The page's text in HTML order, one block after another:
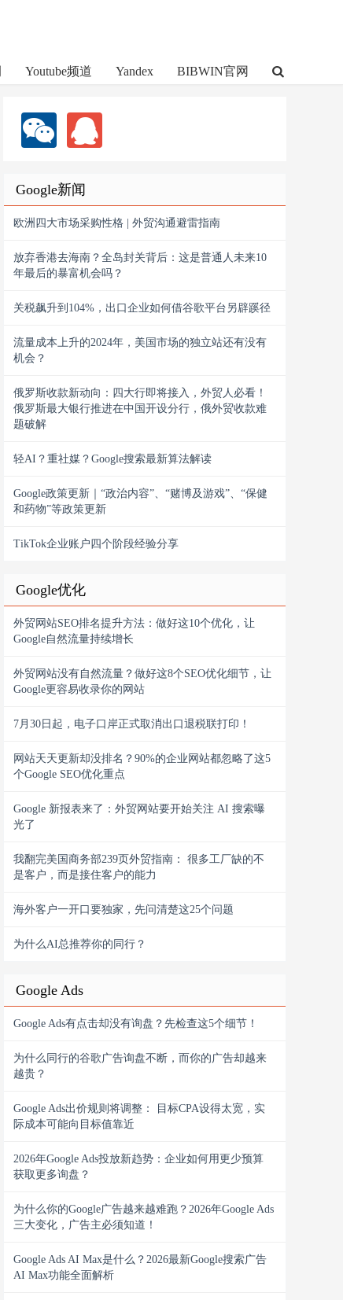
Youtube频道 Yandex BIBWIN官网
Google新闻
欧洲四大市场采购性格 | 外贸沟通避雷指南
放弃香港去海南？全岛封关背后：这是普通人未来10
年最后的暴富机会吗？
关税飙升到104%，出口企业如何借谷歌平台另辟蹊径
流量成本上升的2024年，美国市场的独立站还有没有
机会？
俄罗斯收款新动向：四大行即将接入，外贸人必看！
俄罗斯最大银行推进在中国开设分行，俄外贸收款难
题破解
轻AI？重社媒？Google搜索最新算法解读
Google政策更新｜“政治内容”、“赌博及游戏”、“保健
和药物”等政策更新
TikTok企业账户四个阶段经验分享
Google优化
外贸网站SEO排名提升方法：做好这10个优化，让
Google自然流量持续增长
外贸网站没有自然流量？做好这8个SEO优化细节，让
Google更容易收录你的网站
7月30日起，电子口岸正式取消出口退税联打印！
网站天天更新却没排名？90%的企业网站都忽略了这5
个Google SEO优化重点
Google 新报表来了：外贸网站要开始关注 AI 搜索曝
光了
我翻完美国商务部239页外贸指南： 很多工厂缺的不
是客户，而是接住客户的能力
海外客户一开口要独家，先问清楚这25个问题
为什么AI总推荐你的同行？
Google Ads
Google Ads有点击却没有询盘？先检查这5个细节！
为什么同行的谷歌广告询盘不断，而你的广告却越来
越贵？
Google Ads出价规则将调整： 目标CPA设得太宽，实
际成本可能向目标值靠近
2026年Google Ads投放新趋势：企业如何用更少预算
获取更多询盘？
为什么你的Google广告越来越难跑？2026年Google Ads
三大变化，广告主必须知道！
Google Ads AI Max是什么？2026最新Google搜索广告
AI Max功能全面解析